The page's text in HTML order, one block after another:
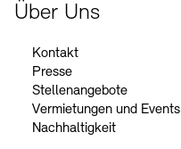
Über Uns
Kontakt
Presse
Stellenangebote
Vermietungen und Events
Nachhaltigkeit